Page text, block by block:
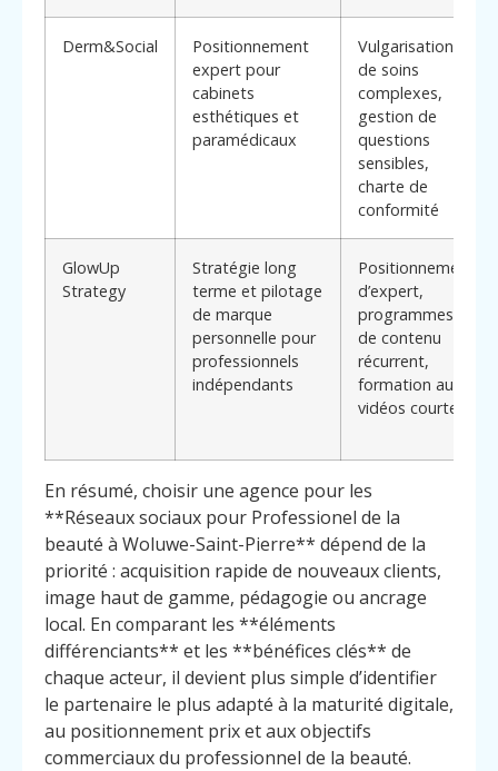
Derm&Social
Positionnement
expert pour
cabinets
esthétiques et
paramédicaux
Vulgarisation
de soins
complexes,
gestion de
questions
sensibles,
charte de
conformité
GlowUp
Strategy
Stratégie long
terme et pilotage
de marque
personnelle pour
professionnels
indépendants
Positionnement
d’expert,
programmes
de contenu
récurrent,
formation aux
vidéos courtes
En résumé, choisir une agence pour les
**Réseaux sociaux pour Professionel de la
beauté à Woluwe-Saint-Pierre** dépend de la
priorité : acquisition rapide de nouveaux clients,
image haut de gamme, pédagogie ou ancrage
local. En comparant les **éléments
différenciants** et les **bénéfices clés** de
chaque acteur, il devient plus simple d’identifier
le partenaire le plus adapté à la maturité digitale,
au positionnement prix et aux objectifs
commerciaux du professionnel de la beauté.